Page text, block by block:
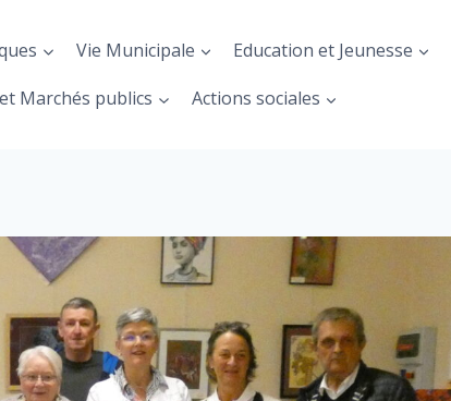
Vie Municipale Education et Jeunesse
Marchés publics Actions sociales